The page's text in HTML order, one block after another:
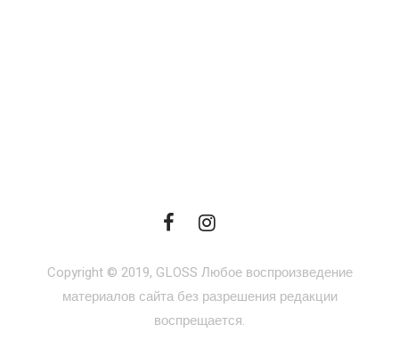
Copyright © 2019, GLOSS Любое воспроизведение
материалов сайта без разрешения редакции
воспрещается.